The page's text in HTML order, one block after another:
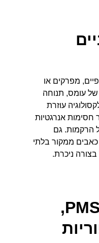
מפרקים או
של עומס, תנוחה
עוזרת
אנרגטיות
הרקמות. גם
כאבים ממקור בלתי
ניכרת.
הורמונליים – PMS,